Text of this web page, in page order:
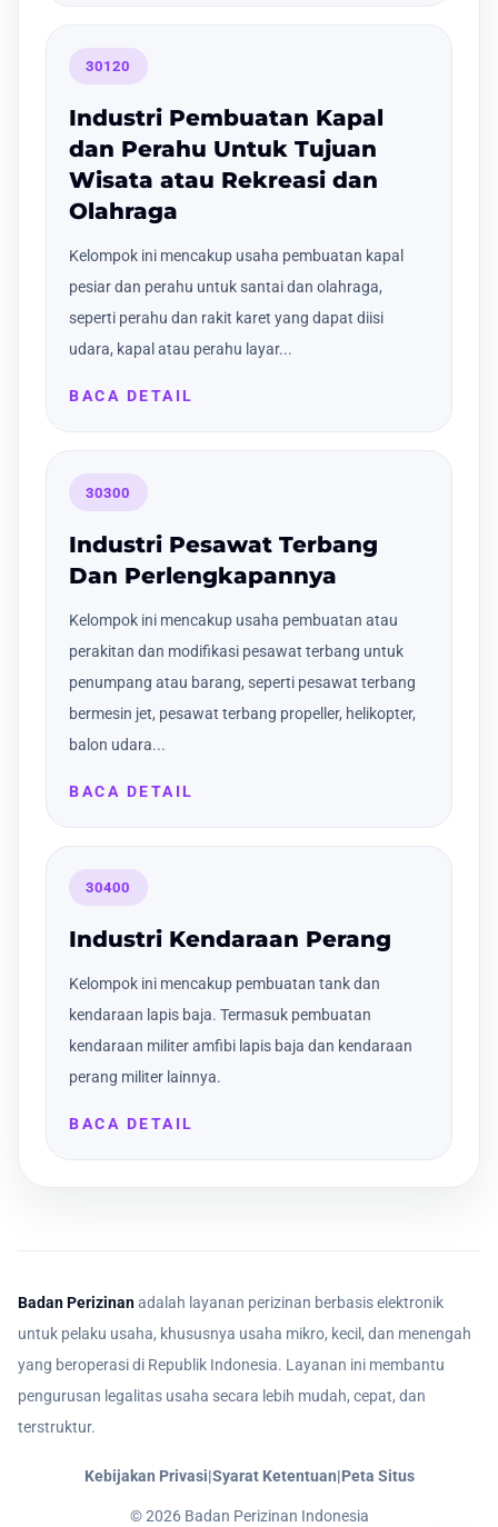
30120
Industri Pembuatan Kapal
dan Perahu Untuk Tujuan
Wisata atau Rekreasi dan
Olahraga
Kelompok ini mencakup usaha pembuatan kapal
pesiar dan perahu untuk santai dan olahraga,
seperti perahu dan rakit karet yang dapat diisi
udara, kapal atau perahu layar...
BACA DETAIL
30300
Industri Pesawat Terbang
Dan Perlengkapannya
Kelompok ini mencakup usaha pembuatan atau
perakitan dan modifikasi pesawat terbang untuk
penumpang atau barang, seperti pesawat terbang
bermesin jet, pesawat terbang propeller, helikopter,
balon udara...
BACA DETAIL
30400
Industri Kendaraan Perang
Kelompok ini mencakup pembuatan tank dan
kendaraan lapis baja. Termasuk pembuatan
kendaraan militer amfibi lapis baja dan kendaraan
perang militer lainnya.
BACA DETAIL
Badan Perizinanadalah layanan perizinan berbasis elektronik
untuk pelaku usaha, khususnya usaha mikro, kecil, dan menengah
yang beroperasi di Republik Indonesia. Layanan ini membantu
pengurusan legalitas usaha secara lebih mudah, cepat, dan
terstruktur.
Kebijakan Privasi|Syarat Ketentuan|Peta Situs
©2026Badan Perizinan Indonesia